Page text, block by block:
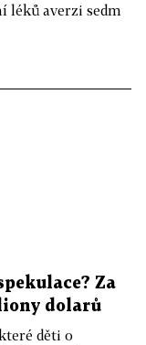
léků averzi sedm
Za
dolarů
děti o